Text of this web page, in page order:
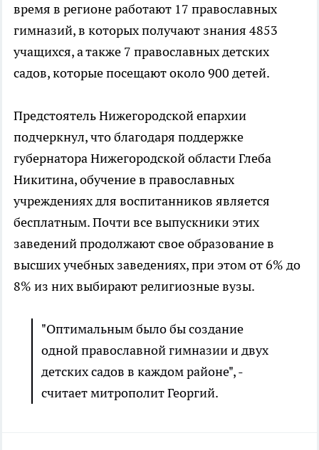
время в регионе работают 17 православных
гимназий, в которых получают знания 4853
учащихся, а также 7 православных детских
садов, которые посещают около 900 детей.
Предстоятель Нижегородской епархии
подчеркнул, что благодаря поддержке
губернатора Нижегородской области Глеба
Никитина, обучение в православных
учреждениях для воспитанников является
бесплатным. Почти все выпускники этих
заведений продолжают свое образование в
высших учебных заведениях, при этом от 6% до
8% из них выбирают религиозные вузы.
"Оптимальным было бы создание
одной православной гимназии и двух
детских садов в каждом районе", -
считает митрополит Георгий.